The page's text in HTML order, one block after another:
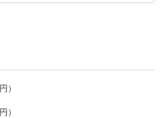
】
～、20:30～
～、15:00～
）
）